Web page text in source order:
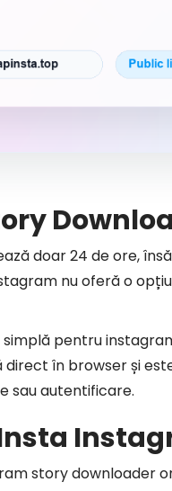
doar 24 de ore,
nu oferă o
simplă pentru
direct în browser și
sau autentificare.
story downloader